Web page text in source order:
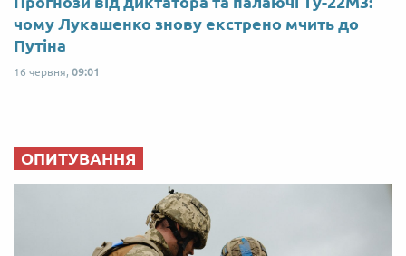
чому Лукашенко знову екстрено мчить до
Путіна
16 червня, 09:01
ОПИТУВАННЯ